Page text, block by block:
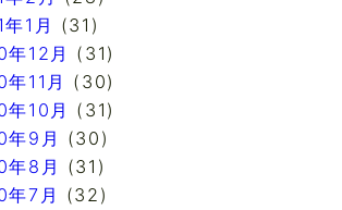
1月
(31)
12月
(31)
11月 (30)
10月
(31)
9月 (30)
8月 (31)
7月
(32)